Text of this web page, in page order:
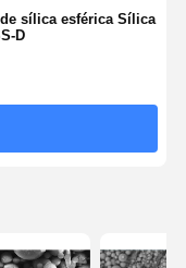
sílica esférica Sílica
D